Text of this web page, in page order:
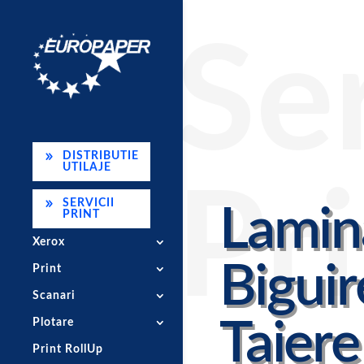
DISTRIBUTIE
UTILAJE
SERVICII
PRINT
Xerox
Print
Scanari
Plotare
Print RollUp
Taiere